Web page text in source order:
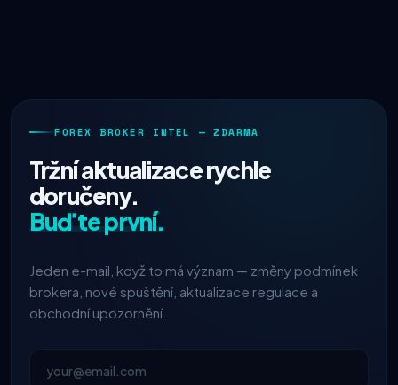
FOREX BROKER INTEL — ZDARMA
Tržní aktualizace rychle
doručeny.
Buďte první.
Jeden e-mail, když to má význam — změny podmínek
brokera, nové spuštění, aktualizace regulace a
obchodní upozornění.